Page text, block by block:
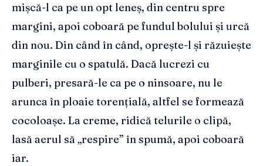
mișcă-l ca pe un opt leneș, din centru spre
margini, apoi coboară pe fundul bolului și urcă
din nou. Din când în când, oprește-l și răzuiește
marginile cu o spatulă. Dacă lucrezi cu
pulberi, presară-le ca pe o ninsoare, nu le
arunca în ploaie torențială, altfel se formează
cocoloașe. La creme, ridică telurile o clipă,
lasă aerul să „respire” în spumă, apoi coboară
iar.